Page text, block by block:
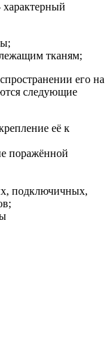
тканям;
его на
следующие
её к
поражённой
подключичных,